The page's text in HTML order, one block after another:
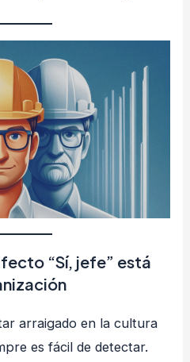
“Sí, jefe” está
arraigado en la cultura
es fácil de detectar.